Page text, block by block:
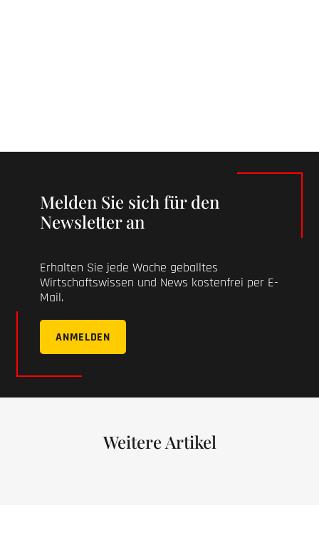
Melden Sie sich für den
Newsletter an
Erhalten Sie jede Woche geballtes
Wirtschaftswissen und News kostenfrei per E-
Mail.
ANMELDEN
Weitere Artikel